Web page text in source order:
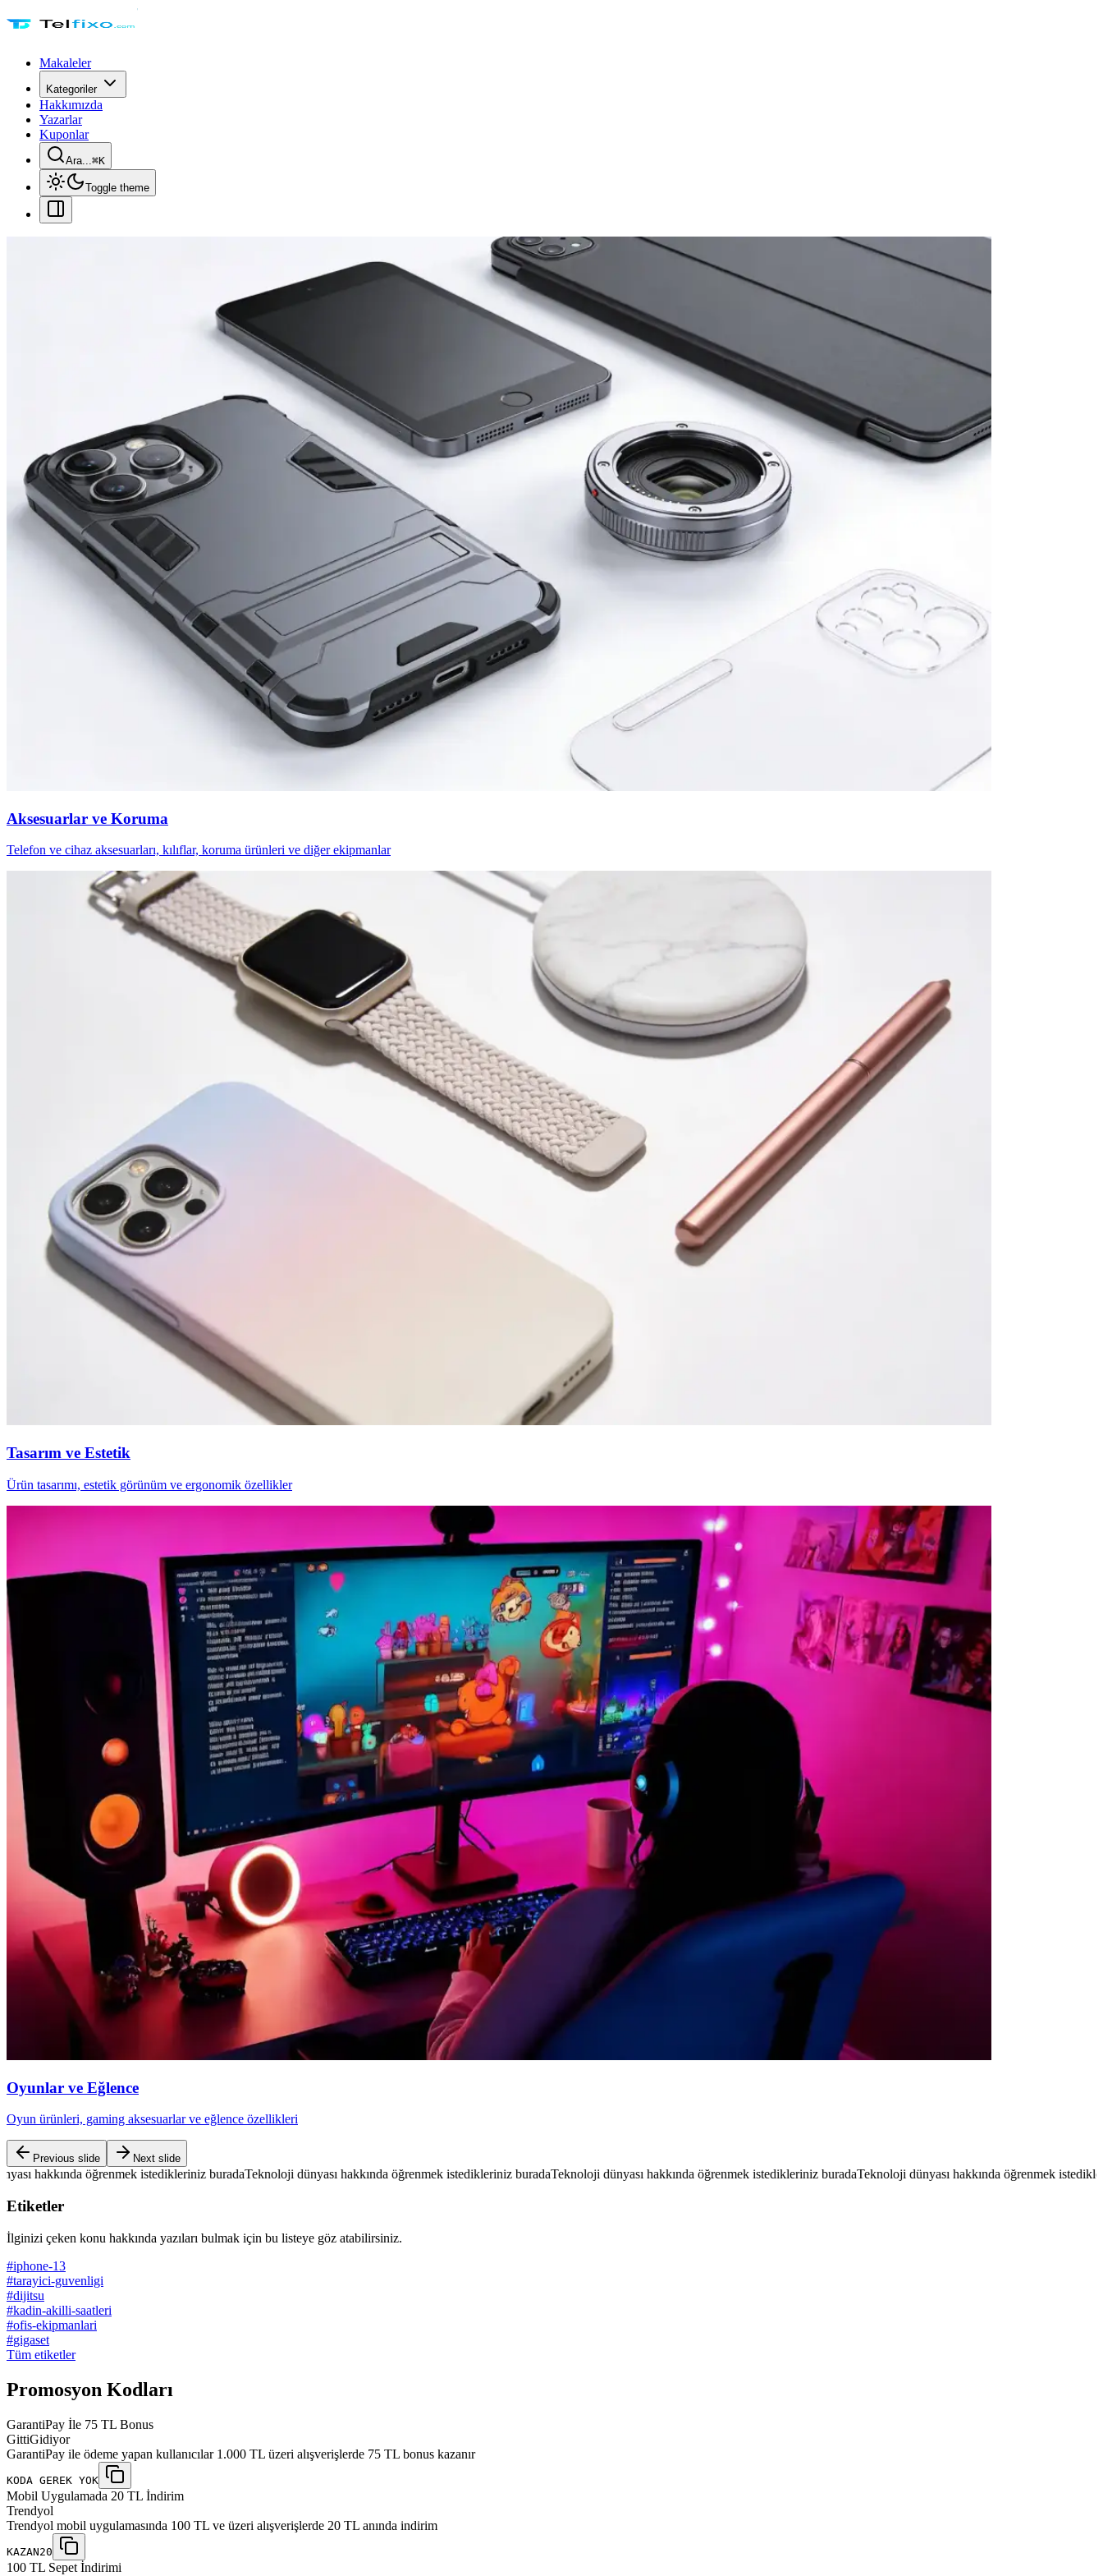
Makaleler
Kategoriler
Hakkımızda
Yazarlar
Kuponlar
Ara...⌘K
Toggle theme
Aksesuarlar ve Koruma
Telefon ve cihaz aksesuarları, kılıflar, koruma ürünleri ve diğer ekipmanlar
Tasarım ve Estetik
Ürün tasarımı, estetik görünüm ve ergonomik özellikler
Oyunlar ve Eğlence
Oyun ürünleri, gaming aksesuarlar ve eğlence özellikleri
Previous slide Next slide
öğrenmek istedikleriniz buradaTeknoloji dünyası hakkında öğrenmek istedikleriniz buradaTeknoloji dünyası hakkında öğrenmek istedikleriniz buradaTeknoloji dünyası hakkında öğrenmek istedikleriniz burada
Etiketler
İlginizi çeken konu hakkında yazıları bulmak için bu listeye göz atabilirsiniz.
#iphone-13
#tarayici-guvenligi
#dijitsu
#kadin-akilli-saatleri
#ofis-ekipmanlari
#gigaset
Tüm etiketler
Promosyon Kodları
GarantiPay İle 75 TL Bonus
GittiGidiyor
GarantiPay ile ödeme yapan kullanıcılar 1.000 TL üzeri alışverişlerde 75 TL bonus kazanır
KODA GEREK YOK
Mobil Uygulamada 20 TL İndirim
Trendyol
Trendyol mobil uygulamasında 100 TL ve üzeri alışverişlerde 20 TL anında indirim
KAZAN20
100 TL Sepet İndirimi